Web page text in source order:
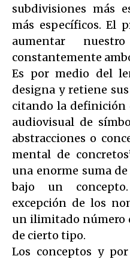
subdivisiones más
más específicos. El
aumentar
constantemente
Es por medio del
designa y retiene
citando la definición
audiovisual de
abstracciones o
mental de
una enorme suma
bajo un
excepción de los
un ilimitado número
de cierto tipo.
Los conceptos y